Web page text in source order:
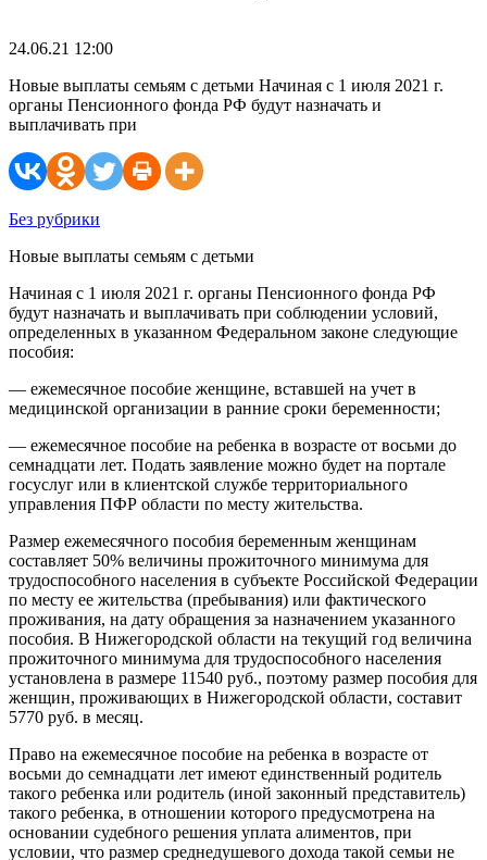
24.06.21 12:00
Новые выплаты семьям с детьми Начиная с 1 июля 2021 г.
органы Пенсионного фонда РФ будут назначать и
выплачивать при
Без рубрики
Новые выплаты семьям с детьми
Начиная с 1 июля 2021 г. органы Пенсионного фонда РФ
будут назначать и выплачивать при соблюдении условий,
определенных в указанном Федеральном законе следующие
пособия:
— ежемесячное пособие женщине, вставшей на учет в
медицинской организации в ранние сроки беременности;
— ежемесячное пособие на ребенка в возрасте от восьми до
семнадцати лет. Подать заявление можно будет на портале
госуслуг или в клиентской службе территориального
управления ПФР области по месту жительства.
Размер ежемесячного пособия беременным женщинам
составляет 50% величины прожиточного минимума для
трудоспособного населения в субъекте Российской Федерации
по месту ее жительства (пребывания) или фактического
проживания, на дату обращения за назначением указанного
пособия. В Нижегородской области на текущий год величина
прожиточного минимума для трудоспособного населения
установлена в размере 11540 руб., поэтому размер пособия для
женщин, проживающих в Нижегородской области, составит
5770 руб. в месяц.
Право на ежемесячное пособие на ребенка в возрасте от
восьми до семнадцати лет имеют единственный родитель
такого ребенка или родитель (иной законный представитель)
такого ребенка, в отношении которого предусмотрена на
основании судебного решения уплата алиментов, при
условии, что размер среднедушевого дохода такой семьи не